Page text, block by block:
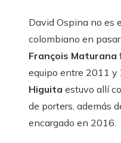
David Ospina no es
colombiano en
François Maturana
equipo entre 2011 y
Higuita estuvo allí
de porters, además
encargado en 2016.